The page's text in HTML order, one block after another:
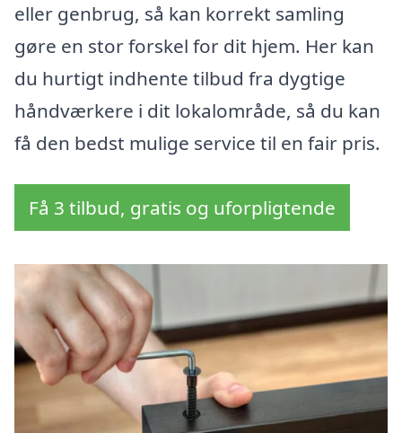
eller genbrug, så kan korrekt samling
gøre en stor forskel for dit hjem. Her kan
du hurtigt indhente tilbud fra dygtige
håndværkere i dit lokalområde, så du kan
få den bedst mulige service til en fair pris.
Få 3 tilbud, gratis og uforpligtende